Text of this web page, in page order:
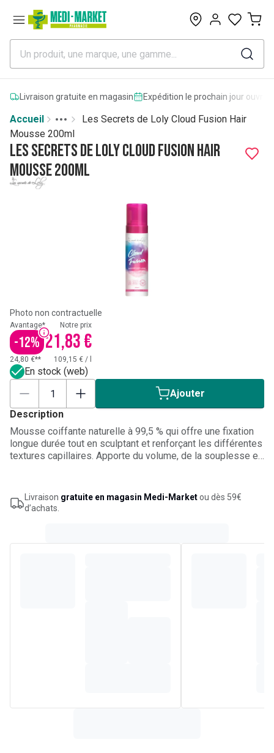
0
Livraison gratuite en magasin Expédition le prochain jour
Accueil
More
Toggle menu
Les Secrets de Loly Cloud Fusion Hair
Mousse 200ml
Les Secrets de Loly Cloud Fusion Hair
Mousse 200ml
Photo non contractuelle
Avantage*
-12%
Notre prix
21,83 €
24,80 €** 109,15 € /
En stock (web)
Ajouter
Description
Mousse coiffante naturelle à 99,5 % qui offre une fixation
longue durée tout en sculptant et renforçant les différentes
textures capillaires. Apporte du volume, de la souplesse et
pour fortifier la fibre capillaire. Contient des actifs
thermoprotecteurs pour protéger les cheveux lors du
Livraison gratuite en magasin Medi-Marketou dès 59€
d’achats.